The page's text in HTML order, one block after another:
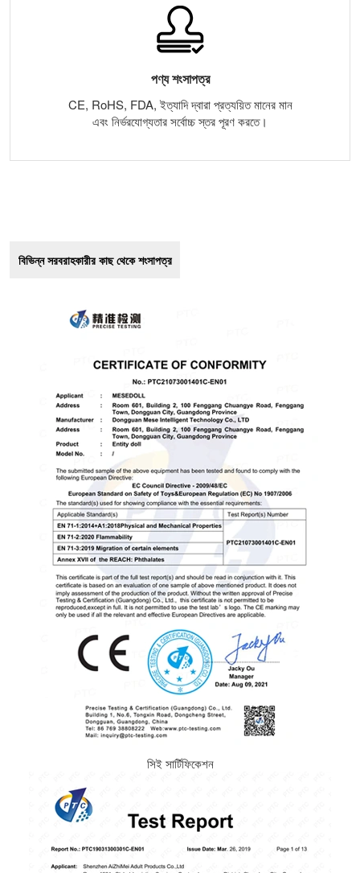
পণ্য শংসাপত্র
CE, RoHS, FDA, ইত্যাদি দ্বারা প্রত্যয়িত মানের মান
এবং নির্ভরযোগ্যতার সর্বোচ্চ স্তর পূরণ করতে।
বিভিন্ন সরবরাহকারীর কাছ থেকে শংসাপত্র
সিই সার্টিফিকেশন